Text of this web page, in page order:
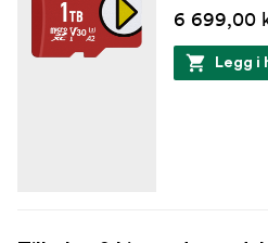
6 699,00
Legg i